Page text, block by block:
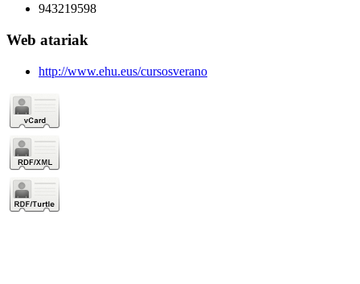
943219598
Web atariak
http://www.ehu.eus/cursosverano